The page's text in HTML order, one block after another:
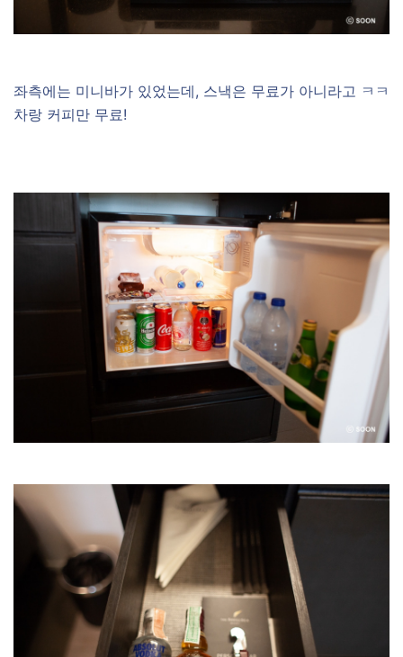
좌측에는 미니바가 있었는데, 스낵은 무료가 아니라고 ㅋㅋ
차랑 커피만 무료!